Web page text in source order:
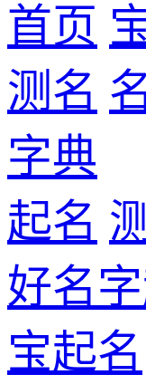
首页
测名
字典
起名
好名
宝起名